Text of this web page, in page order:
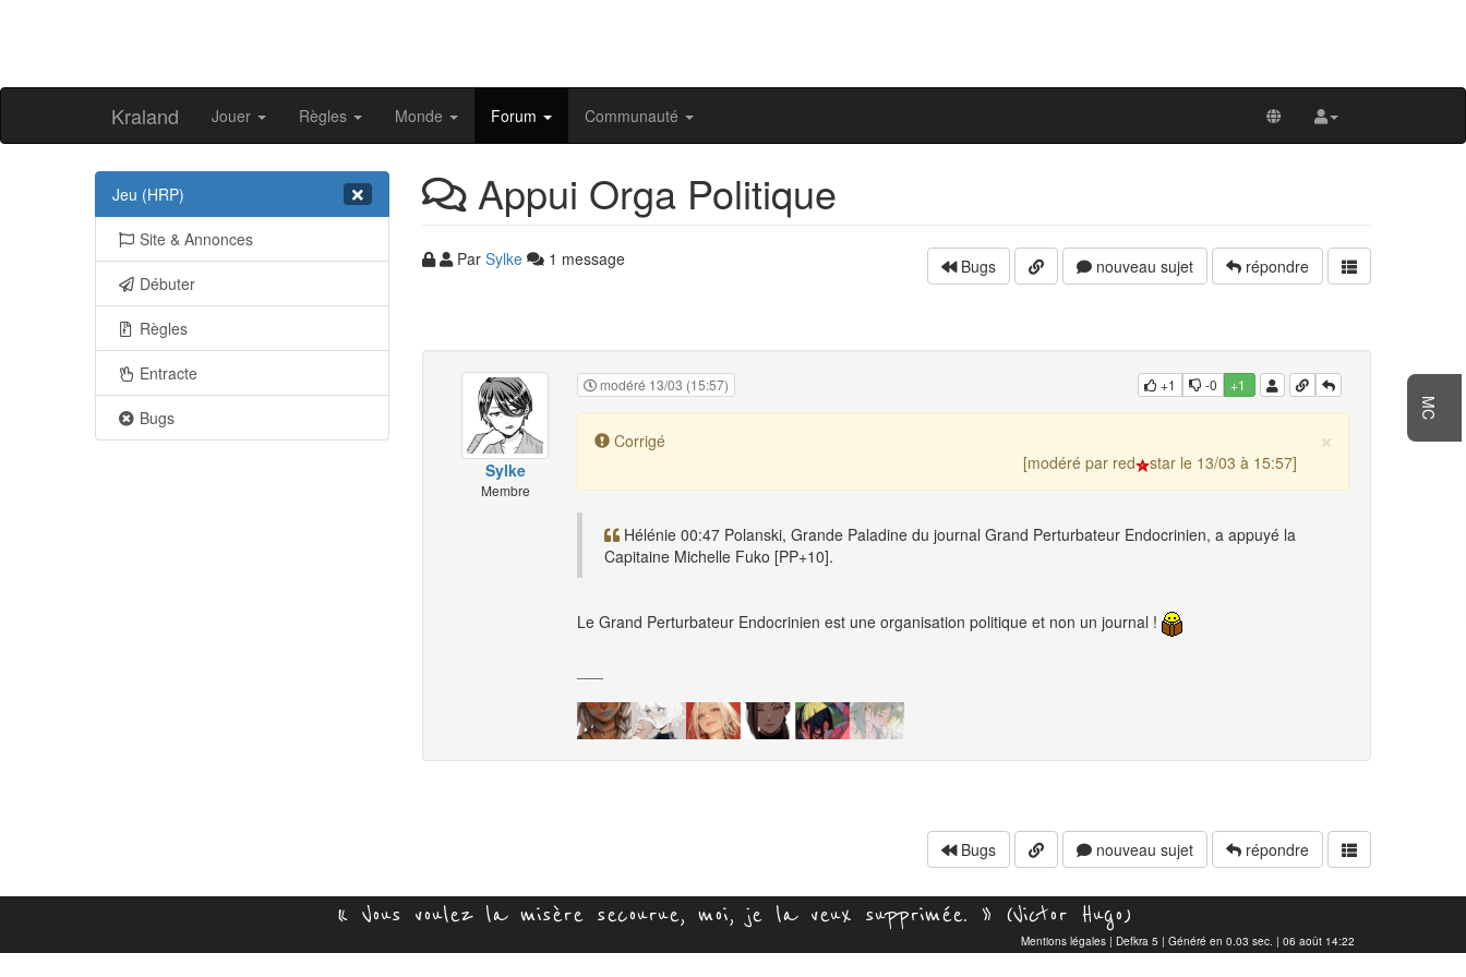
Kraland Jouer Règles Monde Forum Communauté
Jeu (HRP)
Site & Annonces
Débuter
Règles
Entracte
Bugs
Appui Orga Politique
Par Sylke 1 message Bugs nouveau sujet répondre
Sylke
Membre
modéré 13/03 (15:57) +1 -0 +1
×
Corrigé
[modéré par red
star le 13/03 à 15:57]
Hélénie 00:47 Polanski, Grande Paladine du journal Grand Perturbateur Endocrinien, a appuyé la
Capitaine Michelle Fuko [PP+10].
Le Grand Perturbateur Endocrinien est une organisation politique et non un journal !
Bugs nouveau sujet répondre
MC
« Vous voulez la misère secourue, moi, je la veux supprimée. » (Victor Hugo)
Mentions légales | Defkra 5 | Généré en 0.03 sec. | 06 août 14:22